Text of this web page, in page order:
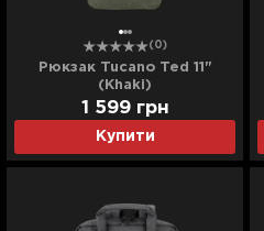
(0)
Рюкзак Tucano Ted 11"
(Khaki)
Купити
1 599 грн